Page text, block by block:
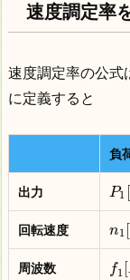
速度調定率
速度調定率の公式
に定義すると
負
出力 P1 [
回転速度 n1 [
周波数 f1 [